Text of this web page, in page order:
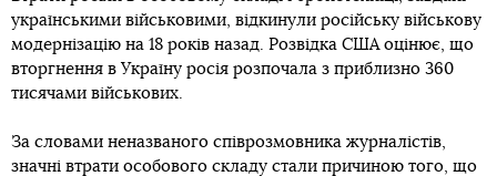
українськими військовими, відкинули російську військову
модернізацію на 18 років назад. Розвідка США оцінює, що
вторгнення в Україну росія розпочала з приблизно 360
тисячами військових.
За словами неназваного співрозмовника журналістів,
значні втрати особового складу стали причиною того, що